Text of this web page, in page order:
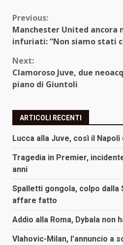
Continue
Reading
Previous:
Manchester United ancora
infuriati: “Non siamo stati
Next:
Clamoroso Juve, due
piano di Giuntoli
ARTICOLI RECENTI
Lucca alla Juve, così il Napoli
Tragedia in Premier,
anni
Spalletti gongola, colpo dalla
affare fatto
Addio alla Roma, Dybala non
Vlahovic-Milan, l’annuncio a